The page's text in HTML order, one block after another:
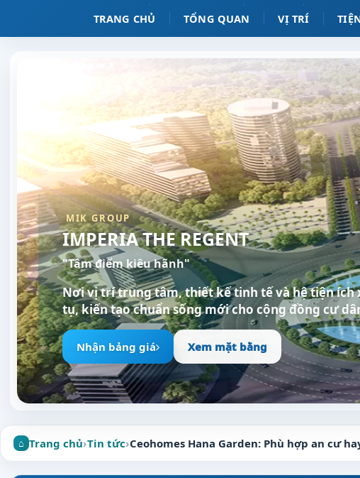
TRANG CHỦ TỔNG QUAN VỊ TRÍ
MIK GROUP
IMPERIA THE REGENT
"Tâm điểm kiêu hãnh"
Nơi vị trí trung tâm, thiết kế tinh tế và hệ tiện ích
tụ, kiến tạo chuẩn sống mới cho cộng đồng cư
Nhận bảng giá Xem mặt bằng
Trang chủ›Tin tức›Ceohomes Hana Garden: Phù hợp an cư